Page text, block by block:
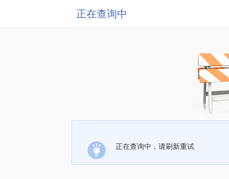
正在查询中
正在查询中，请刷新重试